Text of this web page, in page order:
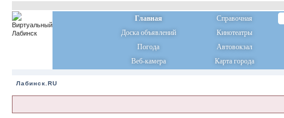
Главная Справочная
Доска объявлений
Кинотеатры
Погода
Автовокзал
Веб-камера
Карта города
Лабинск.RU